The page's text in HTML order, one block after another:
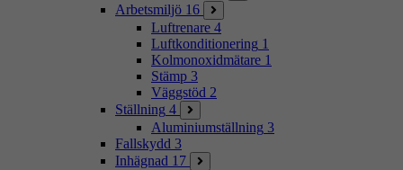
Arbetsmiljö 16
Luftrenare 4
Luftkonditionering 1
Kolmonoxidmätare 1
Stämp 3
Väggstöd 2
Ställning 4
Aluminiumställning 3
Fallskydd 3
Inhägnad 17